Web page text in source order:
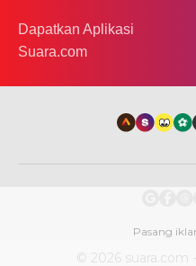
Dapatkan Aplikasi
Suara.com
© 2026 suara.com